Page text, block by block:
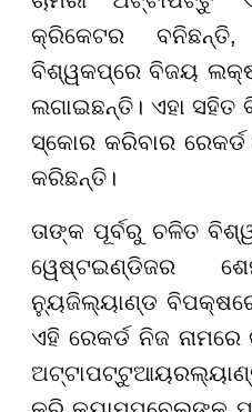
କ୍ରିକେଟର
ବିଶ୍ୱକପ୍ରେ ବିଜୟ
ଲଗାଇଛନ୍ତି। ଏହା
ସ୍କୋର କରିବାର
କରିଛନ୍ତି।
ତାଙ୍କ ପୂର୍ବରୁ ଚଳିତ
ୱେଷ୍ଟଇଣ୍ଡିଜର
ନ୍ୟୁଜିଲ୍ୟାଣ୍ଡ
ଏହି ରେକର୍ଡ ନିଜ ନାମରେ